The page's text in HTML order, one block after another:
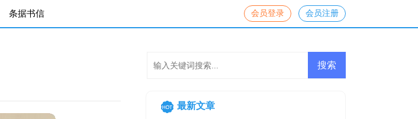
条据书信 会员登录 会员注册
最新文章